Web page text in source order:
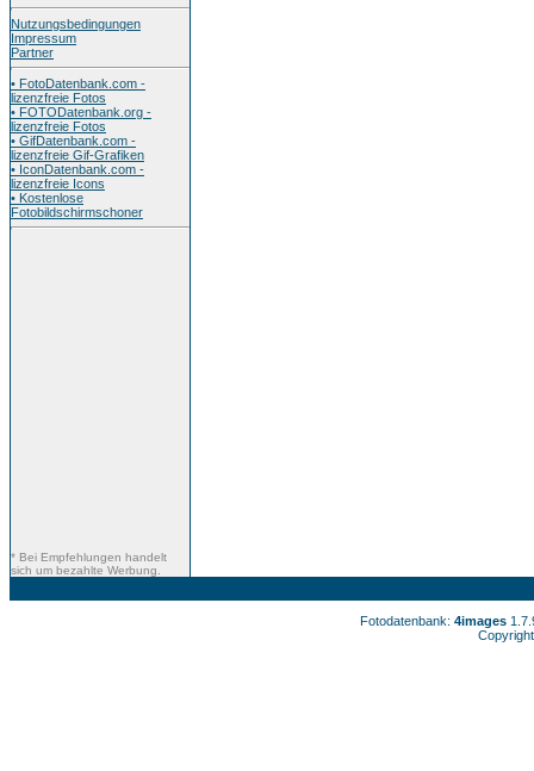
Nutzungsbedingungen
Impressum
Partner
• FotoDatenbank.com -
lizenzfreie Fotos
• FOTODatenbank.org -
lizenzfreie Fotos
• GifDatenbank.com -
lizenzfreie Gif-Grafiken
• IconDatenbank.com -
lizenzfreie Icons
• Kostenlose
Fotobildschirmschoner
* Bei Empfehlungen handelt
sich um bezahlte Werbung.
Fotodatenbank: 4images